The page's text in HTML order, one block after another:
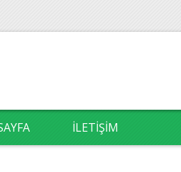
İLETIŞIM